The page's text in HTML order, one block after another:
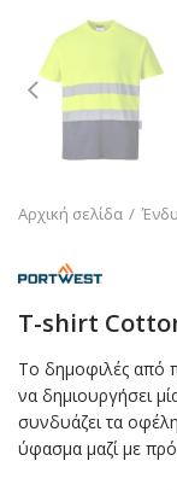
Αρχική σελίδα
T-shirt
Το δημοφιλές από
να δημιουργήσει
συνδυάζει τα
ύφασμα μαζί με